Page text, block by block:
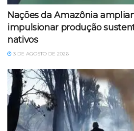
Nações da Amazônia
impulsionar produção
nativos
3 DE AGOSTO DE 2026